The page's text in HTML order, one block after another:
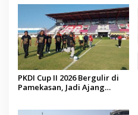
PKDI Cup II 2026 Bergulir di
Pamekasan, Jadi Ajang